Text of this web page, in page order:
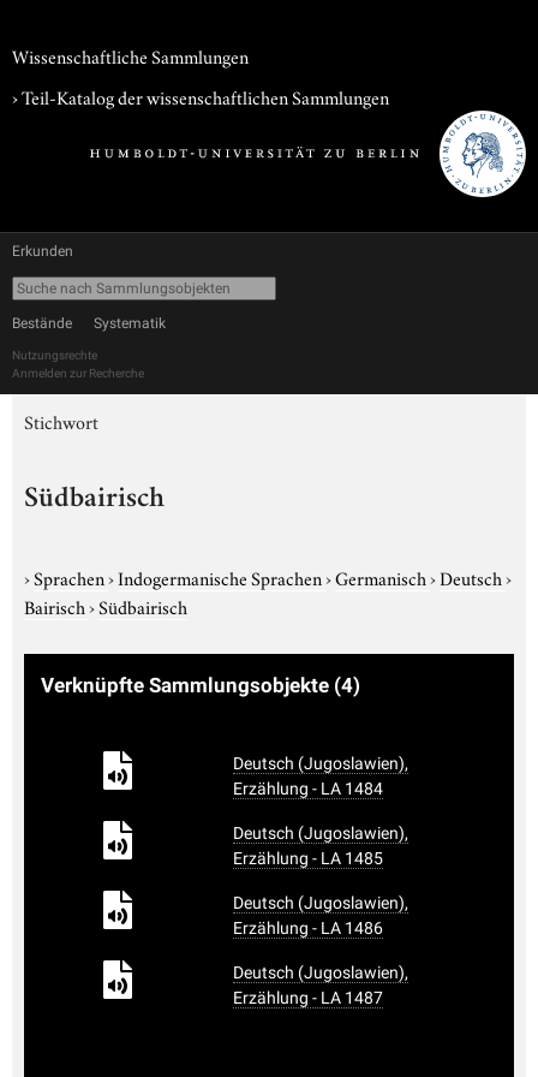
Wissenschaftliche Sammlungen
› Teil-Katalog der wissenschaftlichen Sammlungen
Erkunden
Bestände Systematik
Nutzungsrechte
Anmelden zur Recherche
Stichwort
Südbairisch
›Sprachen›Indogermanische Sprachen›Germanisch›Deutsch›
Bairisch›Südbairisch
Verknüpfte Sammlungsobjekte (4)
Deutsch (Jugoslawien),
Erzählung - LA 1484
Deutsch (Jugoslawien),
Erzählung - LA 1485
Deutsch (Jugoslawien),
Erzählung - LA 1486
Deutsch (Jugoslawien),
Erzählung - LA 1487